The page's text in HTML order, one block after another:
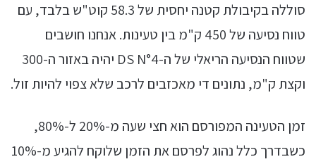
סוללה בקיבולת קטנה יחסית של 58.3 קוט"ש בלבד, עם
טווח נסיעה של 450 ק"מ בין טעינות. אנחנו חושבים
שטווח הנסיעה הריאלי של ה-DS N°4 יהיה באזור ה-300
וקצת ק"מ, נתונים די מאכזבים לרכב שלא צפוי להיות זול.
זמן הטעינה המפורסם הוא חצי שעה מ-20% ל-80%,
כשבדרך כלל נהוג לפרסם את הזמן שלוקח להגיע מ-10%